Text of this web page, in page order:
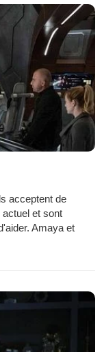
acceptent de
et sont
Amaya et